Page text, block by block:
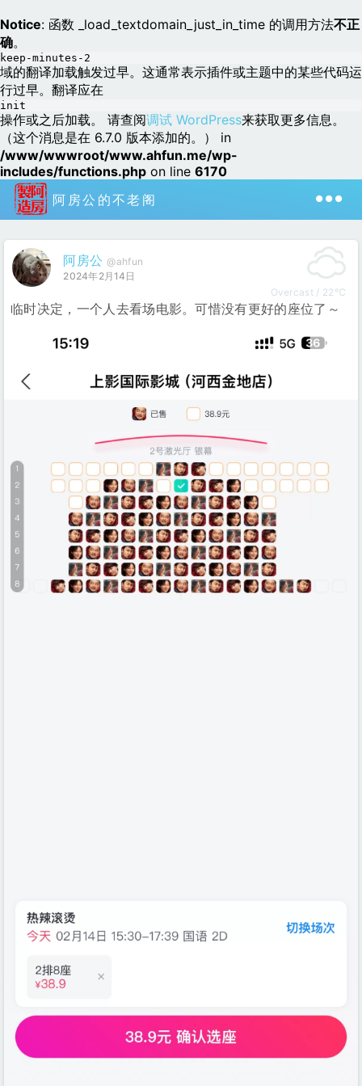
Notice: 函数 _load_textdomain_just_in_time 的调用方法不正
确。
keep-minutes-2
域的翻译加载触发过早。这通常表示插件或主题中的某些代码运
行过早。翻译应在
init
操作或之后加载。 请查阅调试 WordPress来获取更多信息。
（这个消息是在 6.7.0 版本添加的。） in
/www/wwwroot/www.ahfun.me/wp-
includes/functions.php on line 6170
阿房公的不老阁
阿房公 @ahfun
2024年2月14日
Overcast / 22℃
临时决定，一个人去看场电影。可惜没有更好的座位了～